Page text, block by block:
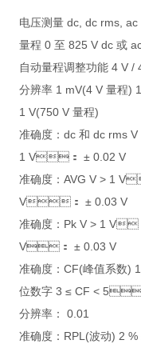
电压测量 dc, dc rms, ac
量程 0 至 825 V dc 或
自动量程调整功能 4 V /
分辨率 1 mV(4 V 量程)
1 V(750 V 量程)
准确度：dc 和 dc
1 V： ± 0.02 V
准确度：AVG V > 1
V： ± 0.03 V
准确度：Pk V > 1
V： ± 0.03 V
准确度：CF(峰值系
位数字 3 ≤ CF <
分辨率： 0.01
准确度：RPL(波动)